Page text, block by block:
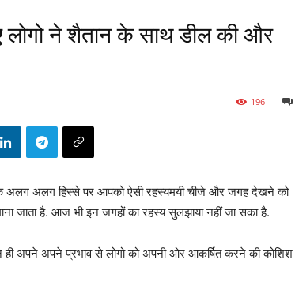
लोगो ने शैतान के साथ डील की और
196
अलग हिस्से पर आपको ऐसी रहस्यमयी चीजे और जगह देखने को
जाता है. आज भी इन जगहों का रहस्य सुलझाया नहीं जा सका है.
ही अपने अपने प्रभाव से लोगो को अपनी ओर आकर्षित करने की कोशिश